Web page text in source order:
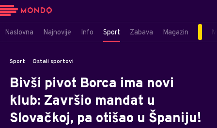
Naslovna Najnovije Info Sport Zabava Magazin
Sport Ostali sportovi
Bivši pivot Borca ima novi
klub: Završio mandat u
Slovačkoj, pa otišao u Španiju!